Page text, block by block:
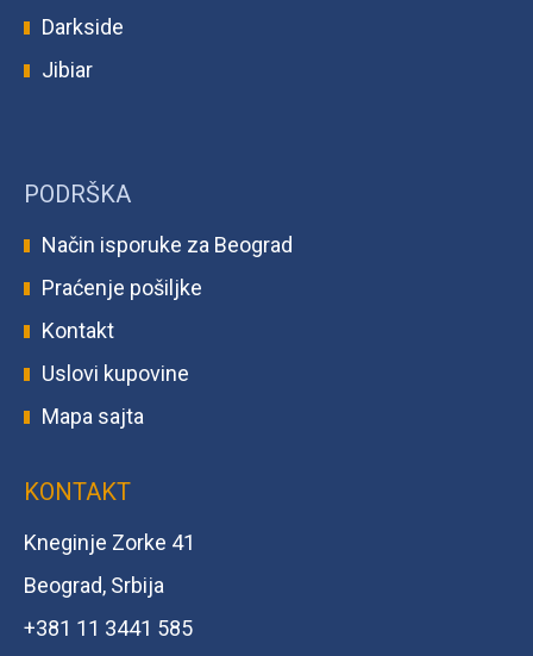
Darkside
Jibiar
PODRŠKA
Način isporuke za Beograd
Praćenje pošiljke
Kontakt
Uslovi kupovine
Mapa sajta
KONTAKT
Kneginje Zorke 41
Beograd, Srbija
+381 11 3441 585